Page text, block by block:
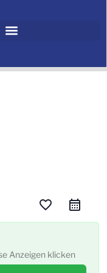
favorite_border
Anzeigen klicken